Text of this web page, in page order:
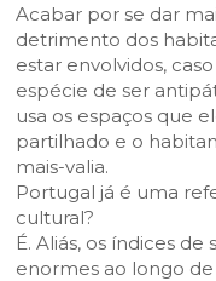
Acabar por se dar
detrimento dos
estar envolvidos,
espécie de ser
usa os espaços que
partilhado e o
mais-valia.
Portugal já é uma
cultural?
É. Aliás, os índices
enormes ao longo